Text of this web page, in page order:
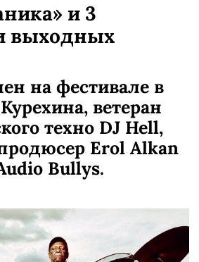
и 3
выходных
на фестивале в
ветеран
техно DJ Hell,
Erol Alkan
Bullys.